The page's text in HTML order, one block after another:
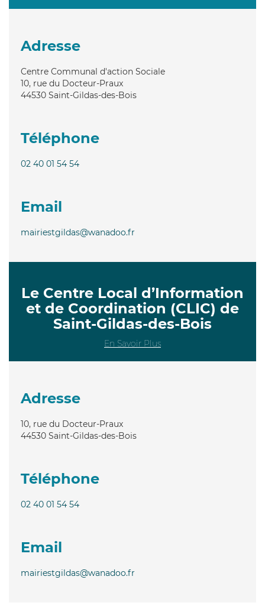
Adresse
Centre Communal d'action Sociale
10, rue du Docteur-Praux
44530 Saint-Gildas-des-Bois
Téléphone
02 40 01 54 54
Email
mairiestgildas@wanadoo.fr
Le Centre Local d’Information
et de Coordination (CLIC) de
Saint-Gildas-des-Bois
En Savoir Plus
Adresse
10, rue du Docteur-Praux
44530 Saint-Gildas-des-Bois
Téléphone
02 40 01 54 54
Email
mairiestgildas@wanadoo.fr